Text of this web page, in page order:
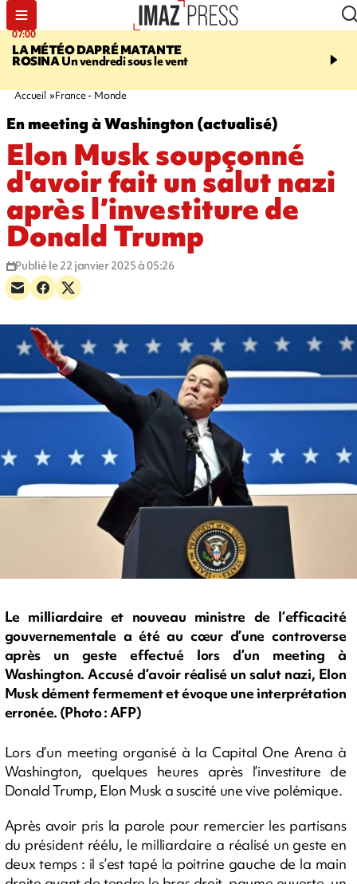
07:00
LA MÉTÉO DAPRÉ MATANTE
ROSINAUn vendredi sous le vent
07:58
téléphérique Papang
Accueil France - Monde
En meeting à Washington (actualisé)
Elon Musk soupçonné
d'avoir fait un salut nazi
après l’investiture de
Donald Trump
Publié le 22 janvier 2025 à 05:26
Le milliardaire et nouveau ministre de l’efficacité
gouvernementale a été au cœur d’une controverse
après un geste effectué lors d’un meeting à
Washington. Accusé d’avoir réalisé un salut nazi, Elon
Musk dément fermement et évoque une interprétation
erronée. (Photo : AFP)
Lors d’un meeting organisé à la Capital One Arena à
Washington, quelques heures après l’investiture de
Donald Trump, Elon Musk a suscité une vive polémique.
Après avoir pris la parole pour remercier les partisans
du président réélu, le milliardaire a réalisé un geste en
deux temps : il s’est tapé la poitrine gauche de la main